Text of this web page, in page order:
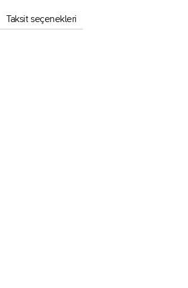
Taksit seçenekleri